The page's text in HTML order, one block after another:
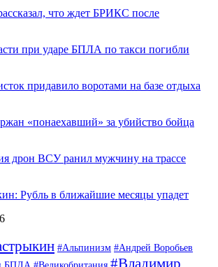
что ждет БРИКС после
при ударе БПЛА по такси погибли
придавило воротами на базе отдыха
«понаехавший» за убийство бойца
дрон ВСУ ранил мужчину на трассе
Рубль в ближайшие месяцы упадет
#Альпинизм #Андрей Воробьев
#Владимир